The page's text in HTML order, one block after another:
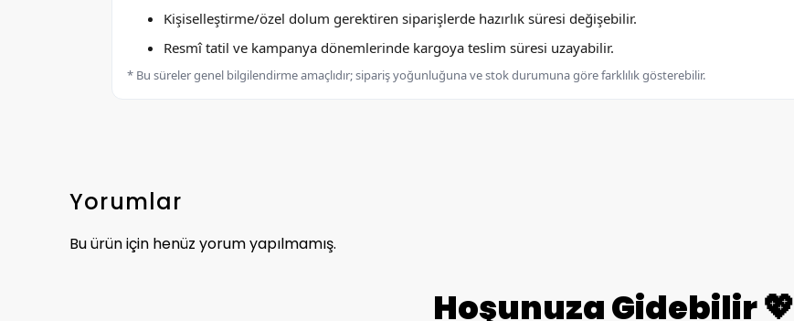
Kişiselleştirme/özel dolum gerektiren siparişlerde hazırlık süresi değişebilir.
Resmî tatil ve kampanya dönemlerinde kargoya teslim süresi uzayabilir.
* Bu süreler genel bilgilendirme amaçlıdır; sipariş yoğunluğuna ve stok durumuna göre farklılık gösterebilir.
Yorumlar
Bu ürün için henüz yorum yapılmamış.
Hoşunuza Gidebilir 💖